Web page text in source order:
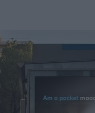
DE LA CREATIVIDAD
A CASONÁ Y ASUME LA GESTIÓN
EL PARAÍSO CANARIO EN SU
“LA CONSTRUCCIÓN DE
22GRADOS PARA LOPESAN HOTELS &